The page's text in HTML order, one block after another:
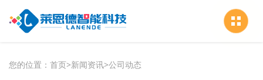
您的位置： 首页>新闻资讯>公司动态